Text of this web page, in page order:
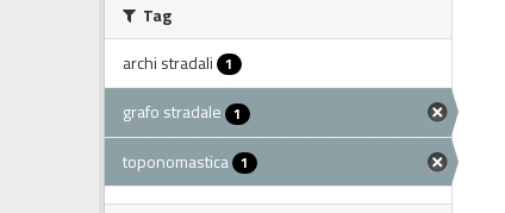
Tag
archi stradali 1
grafo stradale 1
toponomastica 1